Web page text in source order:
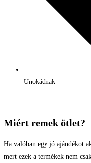
Unokádnak
Miért remek ötlet?
Ha valóban egy jó ajándékot
mert ezek a termékek nem